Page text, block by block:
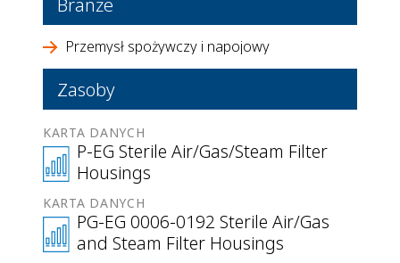
Przemysł spożywczy i napojowy
Zasoby
KARTA DANYCH
P-EG Sterile Air/Gas/Steam Filter
Housings
KARTA DANYCH
PG-EG 0006-0192 Sterile Air/Gas
and Steam Filter Housings